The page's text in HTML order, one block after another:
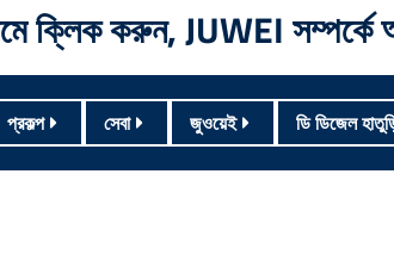
ক্লিক করুন, JUWEI
প্রকল্প সেবা জুওয়েই ডি ডিজেল